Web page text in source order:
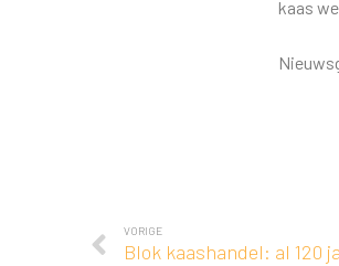
kaas
VORIGE
Blok kaashandel: al 120